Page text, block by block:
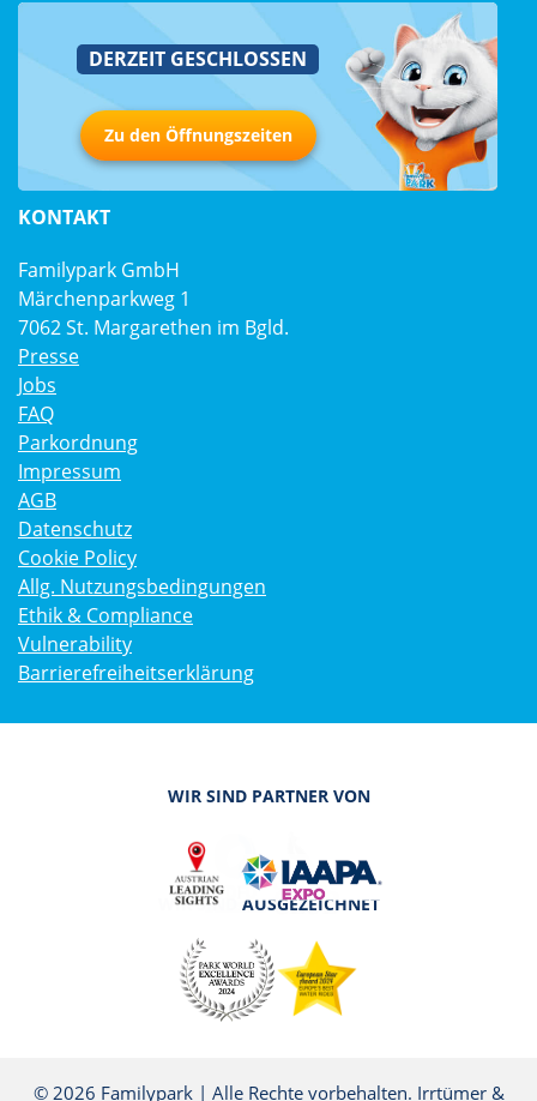
DERZEIT GESCHLOSSEN
Zu den Öffnungszeiten
KONTAKT
Familypark GmbH
Märchenparkweg 1
7062 St. Margarethen im Bgld.
Presse
Jobs
FAQ
Parkordnung
Impressum
AGB
Datenschutz
Cookie Policy
Allg. Nutzungsbedingungen
Ethik & Compliance
Vulnerability
Barrierefreiheitserklärung
WIR SIND PARTNER VON
WIR SIND AUSGEZEICHNET
© 2026 Familypark | Alle Rechte vorbehalten. Irrtümer &